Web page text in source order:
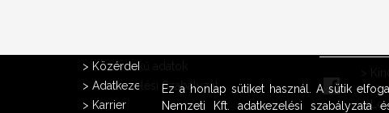
> Közérdekű adatok
> Adatkezelési Szabályzat
> Karrier
>
Ez a honlap sütiket használ. A sütik
Nemzeti Kft. adatkezelési szabályzata